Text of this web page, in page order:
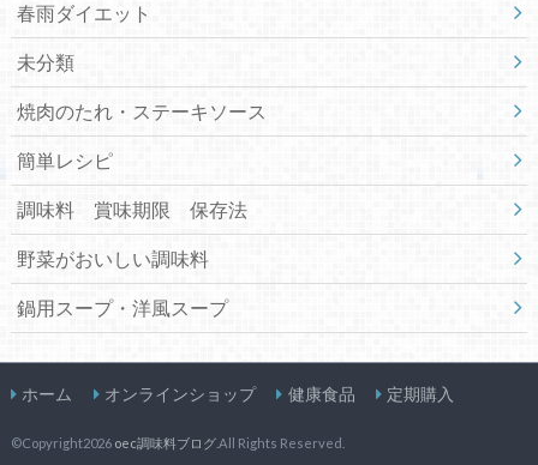
春雨ダイエット
未分類
焼肉のたれ・ステーキソース
簡単レシピ
調味料 賞味期限 保存法
野菜がおいしい調味料
鍋用スープ・洋風スープ
ホーム オンラインショップ 健康食品 定期購入
©Copyright2026 oec調味料ブログ.All Rights Reserved.